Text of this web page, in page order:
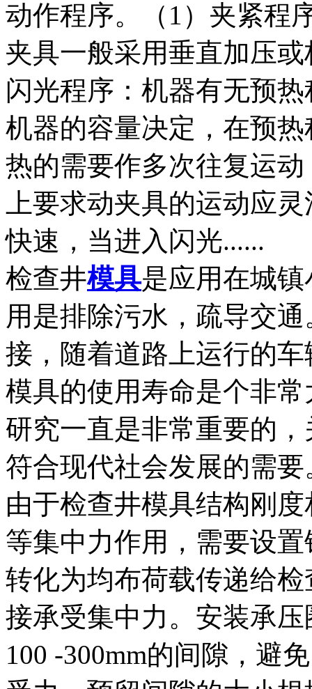
动作程序。（1）夹紧程
夹具一般采用垂直加压
闪光程序：机器有无预
机器的容量决定，在预
热的需要作多次往复运
上要求动夹具的运动应
快速，当进入闪光......
检查井模具是应用在城
用是排除污水，疏导交
接，随着道路上运行的
模具的使用寿命是个非
研究一直是非常重要的，
符合现代社会发展的需
由于检查井模具结构刚
等集中力作用，需要设
转化为均布荷载传递给
接承受集中力。安装承
100 -300mm的间隙，避